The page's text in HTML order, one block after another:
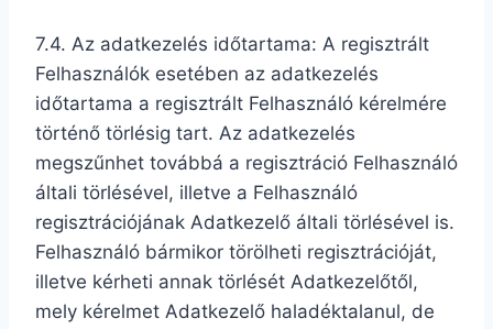
7.4. Az adatkezelés időtartama: A regisztrált
Felhasználók esetében az adatkezelés
időtartama a regisztrált Felhasználó kérelmére
történő törlésig tart. Az adatkezelés
megszűnhet továbbá a regisztráció Felhasználó
általi törlésével, illetve a Felhasználó
regisztrációjának Adatkezelő általi törlésével is.
Felhasználó bármikor törölheti regisztrációját,
illetve kérheti annak törlését Adatkezelőtől,
mely kérelmet Adatkezelő haladéktalanul, de